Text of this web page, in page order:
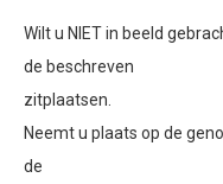
Wilt u NIET in beeld
de beschreven
zitplaatsen.
Neemt u plaats op de
de